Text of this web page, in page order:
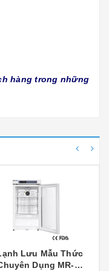
hàng trong những
Lưu Mẫu Thức
Dụng MR-